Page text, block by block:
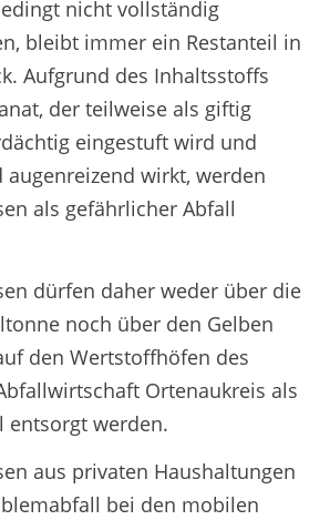
nicht vollständig
bleibt immer ein Restanteil in
Aufgrund des Inhaltsstoffs
der teilweise als giftig
eingestuft wird und
augenreizend wirkt, werden
als gefährlicher Abfall
dürfen daher weder über die
noch über den Gelben
den Wertstoffhöfen des
Ortenaukreis als
entsorgt werden.
aus privaten Haushaltungen
bei den mobilen